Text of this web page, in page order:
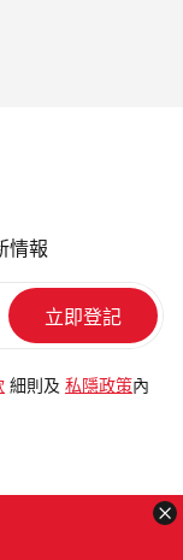
情報
細則及 私隱政策 內